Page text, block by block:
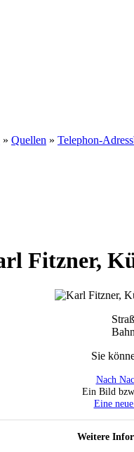
» Quellen » Telephon-
Fitzner,
Sie
Nach
Ein Bild
Eine
Weitere